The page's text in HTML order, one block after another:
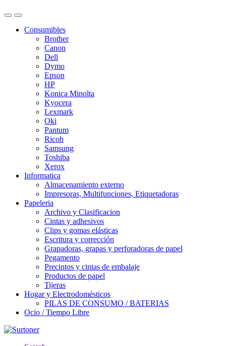
Consumibles
Brother
Canon
Dell
Dymo
Epson
HP
Konica Minolta
Kyocera
Lexmark
Oki
Pantum
Ricoh
Samsung
Toshiba
Xerox
Informatica
Almacenamiento externo
Impresoras, Multifunciones, Etiquetadoras
Papeleria
Archivo y Clasificacion
Cintas y adhesivos
Clips y gomas elásticas
Escritura y corrección
Grapadoras, grapas y perforadoras de papel
Pegamento
Precintos y cintas de embalaje
Productos de papel
Tijeras
Hogar y Electrodomésticos
PILAS DE CONSUMO / BATERIAS
Ocio / Tiempo Libre